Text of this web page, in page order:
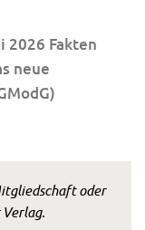
2026 Fakten
neue
oder